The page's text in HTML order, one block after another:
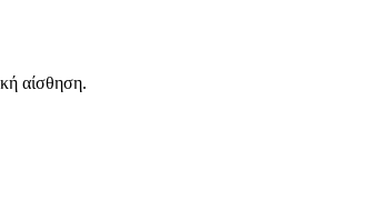
αίσθηση.